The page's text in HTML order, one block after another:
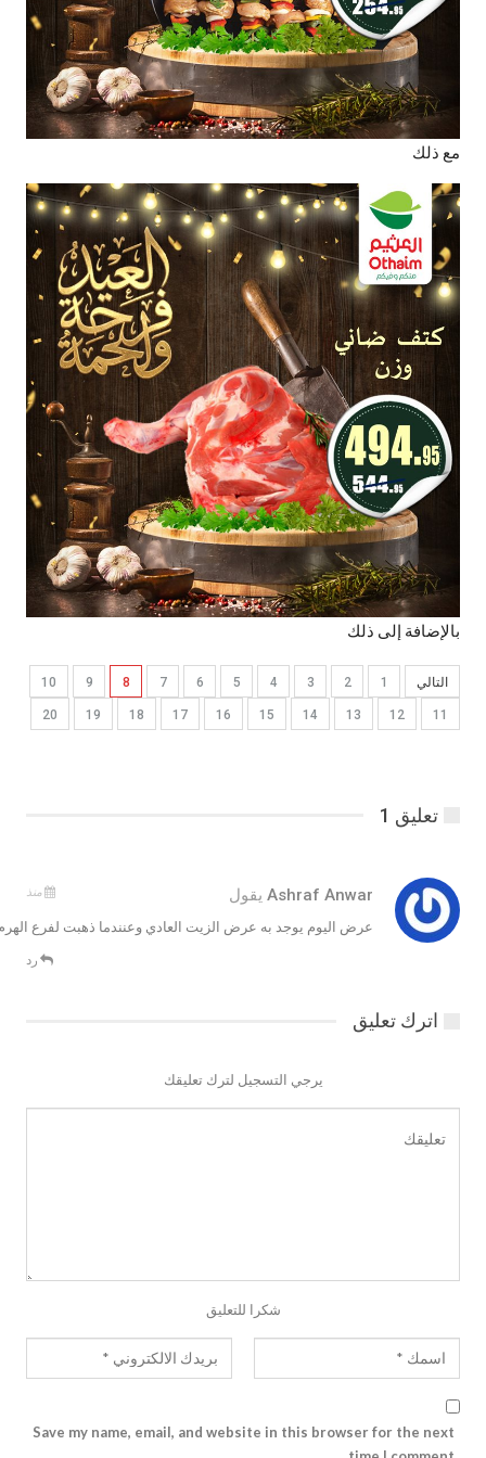
مع ذلك
بالإضافة إلى ذلك
التالي 1
2
3
4
5
6
7
8
9
10
11
12
13
14
15
16
17
18
19
20
تعليق 1
Ashraf Anwar يقول منذ
عرض اليوم يوجد به عرض الزيت العادي وعنندما ذهبت لفرع
رد
اترك تعليق
يرجي التسجيل لترك تعليقك
شكرا للتعليق
Save my name, email, and website in this browser for the next